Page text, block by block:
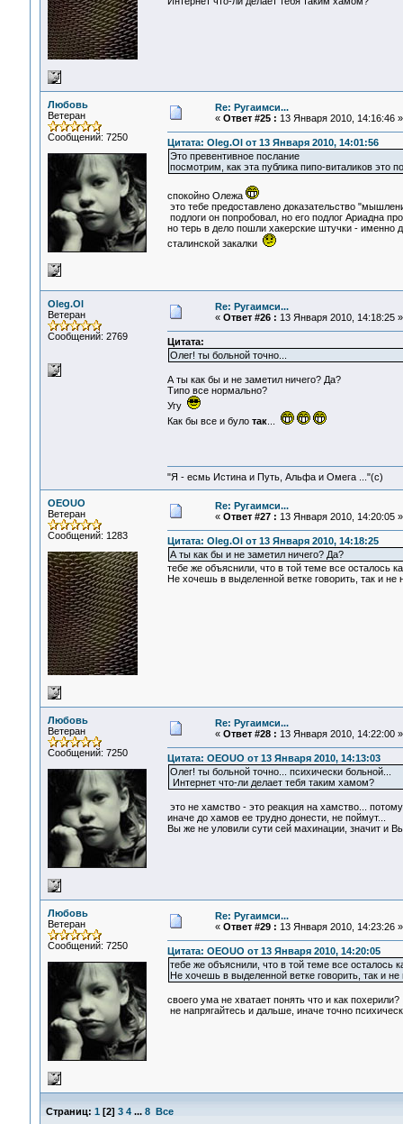
Любовь
Ветеран
Сообщений: 7250
Re: Ругаимси...
« Ответ #25 : 13 Января 2010, 14:16:46 »
Цитата: Oleg.Ol от 13 Января 2010, 14:01:56
Это превентивное послание
посмотрим, как эта публика пипо-виталиков это
спокойно Олежа
это тебе предоставлено доказательство
подлоги он попробовал, но его подлог Ариадна
но терь в дело пошли хакерские штучки - именно
сталинской закалки
Oleg.Ol
Ветеран
Сообщений: 2769
Re: Ругаимси...
« Ответ #26 : 13 Января 2010, 14:18:25 »
Цитата:
Олег! ты больной точно...
А ты как бы и не заметил ничего? Да?
Типо все нормально?
Угу
Как бы все и було так...
"Я - есмь Истина и Путь, Альфа и Омега ..."(с)
OEOUO
Ветеран
Сообщений: 1283
Re: Ругаимси...
« Ответ #27 : 13 Января 2010, 14:20:05 »
Цитата: Oleg.Ol от 13 Января 2010, 14:18:25
А ты как бы и не заметил ничего? Да?
тебе же объяснили, что в той теме все осталось
Не хочешь в выделенной ветке говорить, так и не
Любовь
Ветеран
Сообщений: 7250
Re: Ругаимси...
« Ответ #28 : 13 Января 2010, 14:22:00 »
Цитата: OEOUO от 13 Января 2010, 14:13:03
Олег! ты больной точно... психически больной...
Интернет что-ли делает тебя таким хамом?
это не хамство - это реакция на хамство...
иначе до хамов ее трудно донести, не поймут...
Вы же не уловили сути сей махинации, значит и
Любовь
Ветеран
Сообщений: 7250
Re: Ругаимси...
« Ответ #29 : 13 Января 2010, 14:23:26 »
Цитата: OEOUO от 13 Января 2010, 14:20:05
тебе же объяснили, что в той теме все осталось
Не хочешь в выделенной ветке говорить, так и не
своего ума не хватает понять что и как похерили?
не напрягайтесь и дальше, иначе точно
Страниц: 1 [2] 3 4 ... 8 Все